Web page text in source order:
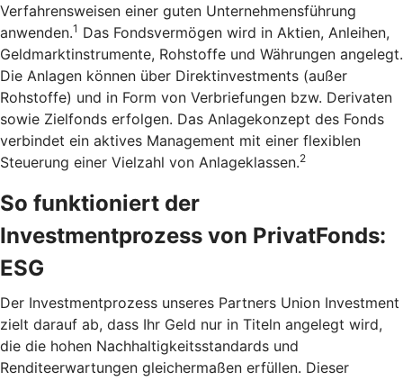
Verfahrensweisen einer guten Unternehmensführung
anwenden.1 Das Fondsvermögen wird in Aktien, Anleihen,
Geldmarktinstrumente, Rohstoffe und Währungen angelegt.
Die Anlagen können über Direktinvestments (außer
Rohstoffe) und in Form von Verbriefungen bzw. Derivaten
sowie Zielfonds erfolgen. Das Anlagekonzept des Fonds
verbindet ein aktives Management mit einer flexiblen
Steuerung einer Vielzahl von Anlageklassen.2
So funktioniert der
Investmentprozess von PrivatFonds:
ESG
Der Investmentprozess unseres Partners Union Investment
zielt darauf ab, dass Ihr Geld nur in Titeln angelegt wird,
die die hohen Nachhaltigkeitsstandards und
Renditeerwartungen gleichermaßen erfüllen. Dieser